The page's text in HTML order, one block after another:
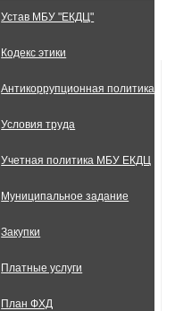
Устав МБУ "ЕКДЦ"
Кодекс этики
Антикоррупционная политика
Условия труда
Учетная политика МБУ ЕКДЦ
Муниципальное задание
Закупки
Платные услуги
План ФХД